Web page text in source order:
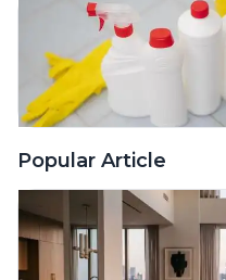
Popular Article